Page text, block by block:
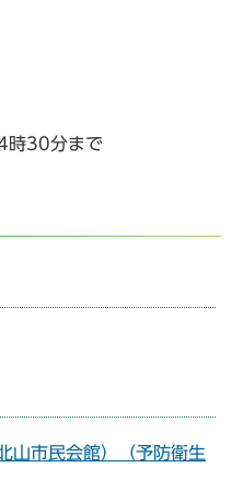
時30分まで
山市民会館）（予防衛生